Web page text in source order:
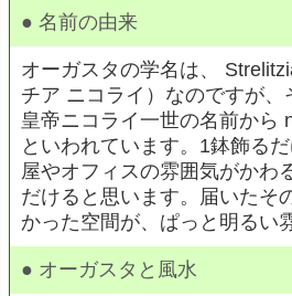
● 名前の由来
オーガスタの学名は、
チア ニコライ）なのですが、
皇帝ニコライ一世の名前から
といわれています。1鉢飾る
屋やオフィスの雰囲気がかわ
だけると思います。届いたそ
かった空間が、ぱっと明るい
● オーガスタと風水